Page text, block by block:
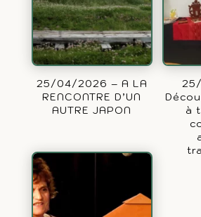
25/04/2026 – A LA
RENCONTRE D’UN
AUTRE JAPON
à